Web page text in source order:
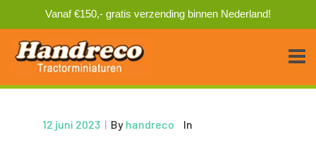
Vanaf €150,- gratis verzending binnen Nederland!
12 juni 2023 | By handreco In